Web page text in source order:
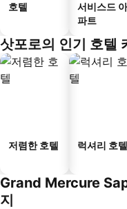
호텔
서비스드 아
파트
삿포로의 인기 호텔
저렴한 호텔 럭셔리 호텔
Grand Mercure
지